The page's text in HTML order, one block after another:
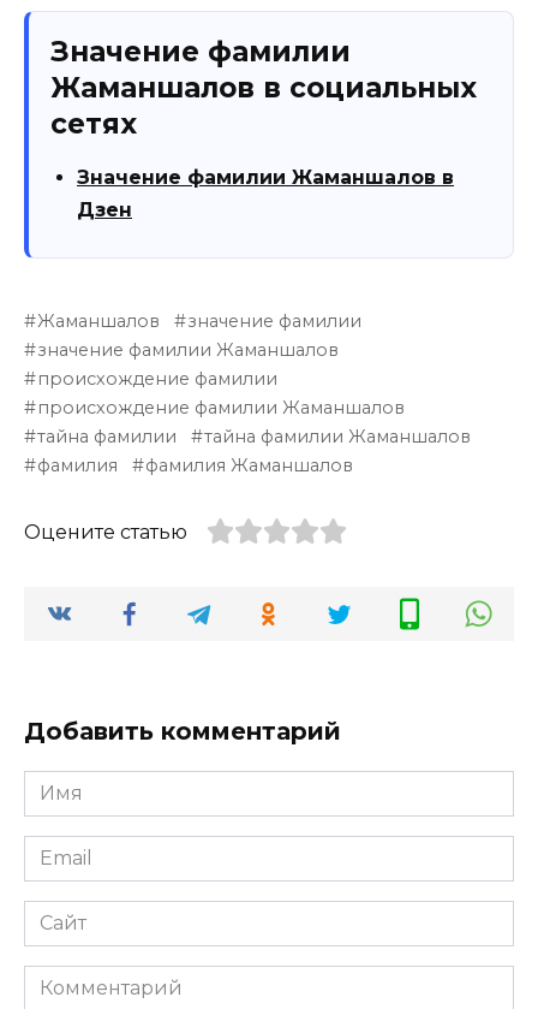
Значение фамилии
Жаманшалов в социальных
сетях
Значение фамилии Жаманшалов в
Дзен
Жаманшалов
значение фамилии
значение фамилии Жаманшалов
происхождение фамилии
происхождение фамилии Жаманшалов
тайна фамилии
тайна фамилии Жаманшалов
фамилия
фамилия Жаманшалов
Оцените статью
Добавить комментарий
Имя
*
Email
*
Сайт
Комментарий